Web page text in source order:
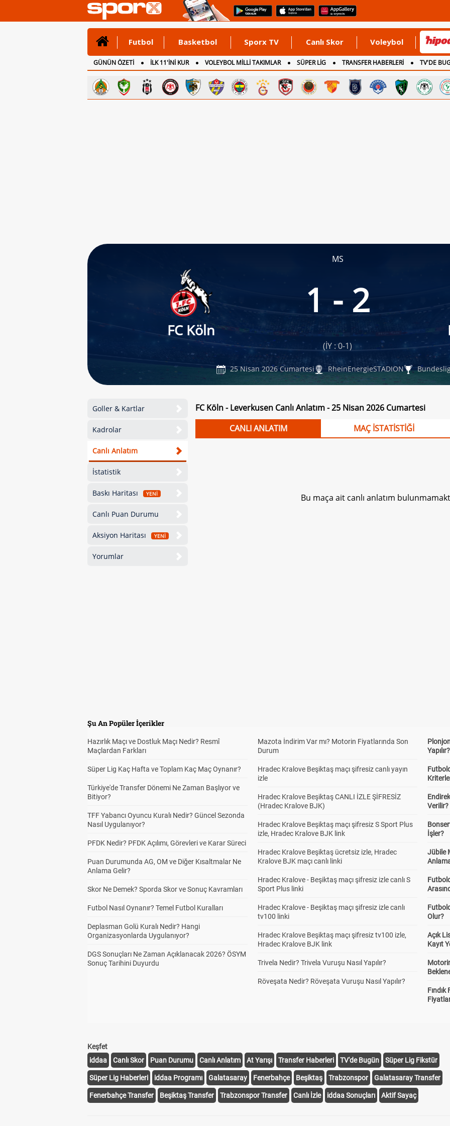
Futbol Basketbol Sporx TV Canlı Skor Voleybol
GÜNÜN ÖZETİ İLK 11'İNİ KUR VOLEYBOL MİLLİ TAKIMLAR SÜPER LİG TRANSFER HABERLERİ TV'DE
CANLI ANLATIM
İNGİLTERE
MS
FC Köln
1 - 2
(İY : 0-1)
25 Nisan 2026 Cumartesi RheinEnergieSTADION
Goller & Kartlar
Kadrolar
Canlı Anlatım
İstatistik
Baskı Haritası YENİ
Canlı Puan Durumu
Aksiyon Haritası YENİ
Yorumlar
FC Köln - Leverkusen Canlı Anlatım - 25 Nisan 2026 Cumartesi
CANLI ANLATIM
MAÇ İSTATİSTİĞİ
Bu maça ait canlı anlatım
Şu An Popüler İçerikler
Hazırlık Maçı ve Dostluk Maçı Nedir? Resmî
Maçlardan Farkları
Süper Lig Kaç Hafta ve Toplam Kaç Maç Oynanır?
Türkiye'de Transfer Dönemi Ne Zaman Başlıyor ve
Bitiyor?
TFF Yabancı Oyuncu Kuralı Nedir? Güncel Sezonda
Nasıl Uygulanıyor?
PFDK Nedir? PFDK Açılımı, Görevleri ve Karar Süreci
Puan Durumunda AG, OM ve Diğer Kısaltmalar Ne
Anlama Gelir?
Skor Ne Demek? Sporda Skor ve Sonuç Kavramları
Futbol Nasıl Oynanır? Temel Futbol Kuralları
Deplasman Golü Kuralı Nedir? Hangi
Organizasyonlarda Uygulanıyor?
DGS Sonuçları Ne Zaman Açıklanacak 2026? ÖSYM
Sonuç Tarihini Duyurdu
Mazota İndirim Var mı? Motorin Fiyatlarında Son
Durum
Hradec Kralove Beşiktaş maçı şifresiz canlı yayın
izle
Hradec Kralove Beşiktaş CANLI İZLE ŞİFRESİZ
(Hradec Kralove BJK)
Hradec Kralove Beşiktaş maçı şifresiz S Sport Plus
izle, Hradec Kralove BJK link
Hradec Kralove Beşiktaş ücretsiz izle, Hradec
Kralove BJK maçı canlı linki
Hradec Kralove - Beşiktaş maçı şifresiz izle canlı S
Sport Plus linki
Hradec Kralove - Beşiktaş maçı şifresiz izle canlı
tv100 linki
Hradec Kralove Beşiktaş maçı şifresiz tv100 izle,
Hradec Kralove BJK link
Trivela Nedir? Trivela Vuruşu Nasıl Yapılır?
Röveşata Nedir? Röveşata Vuruşu Nasıl Yapılır?
Yapılır?
Verilir?
İşler?
Jübile
Olur?
Açık
Kayıt
Fındık
Keşfet
iddaa
Canlı Skor Puan Durumu Canlı Anlatım At Yarışı Transfer Haberleri TV'de Bugün Süper Lig Fikstür
Süper Lig Haberleri iddaa Programı Galatasaray Fenerbahçe Beşiktaş Trabzonspor Galatasaray Transfer
Fenerbahçe Transfer Beşiktaş Transfer Trabzonspor Transfer Canlı İzle iddaa Sonuçları Aktif Sayaç